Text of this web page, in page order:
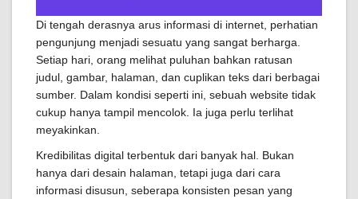
Di tengah derasnya arus informasi di internet, perhatian
pengunjung menjadi sesuatu yang sangat berharga.
Setiap hari, orang melihat puluhan bahkan ratusan
judul, gambar, halaman, dan cuplikan teks dari berbagai
sumber. Dalam kondisi seperti ini, sebuah website tidak
cukup hanya tampil mencolok. Ia juga perlu terlihat
meyakinkan.
Kredibilitas digital terbentuk dari banyak hal. Bukan
hanya dari desain halaman, tetapi juga dari cara
informasi disusun, seberapa konsisten pesan yang